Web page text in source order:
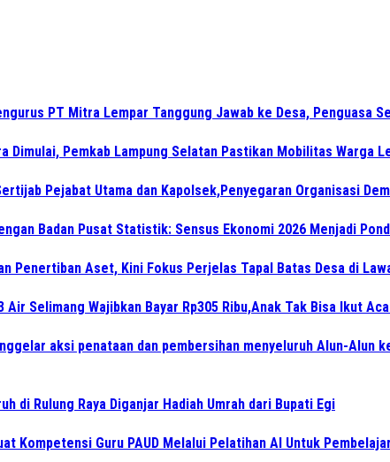
PT Mitra Lempar Tanggung Jawab ke Desa, Penguasa
Dimulai, Pemkab Lampung Selatan Pastikan Mobilitas Warga
Pejabat Utama dan Kapolsek,Penyegaran Organisasi
Badan Pusat Statistik: Sensus Ekonomi 2026 Menjadi
Penertiban Aset, Kini Fokus Perjelas Tapal Batas Desa di
Air Selimang Wajibkan Bayar Rp305 Ribu,Anak Tak Bisa Ikut
aksi penataan dan pembersihan menyeluruh Alun-
di Rulung Raya Diganjar Hadiah Umrah dari Bupati Egi
Kompetensi Guru PAUD Melalui Pelatihan AI Untuk